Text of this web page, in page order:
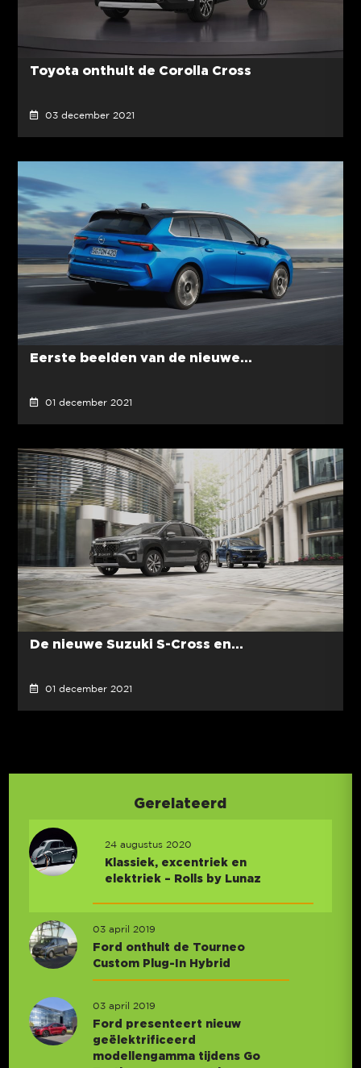
Toyota onthult de Corolla Cross
03 december 2021
Eerste beelden van de nieuwe...
01 december 2021
De nieuwe Suzuki S-Cross en...
01 december 2021
Gerelateerd
24 augustus 2020
Klassiek, excentriek en
elektriek – Rolls by Lunaz
03 april 2019
Ford onthult de Tourneo
Custom Plug-In Hybrid
03 april 2019
Ford presenteert nieuw
geëlektrificeerd
modellengamma tijdens Go